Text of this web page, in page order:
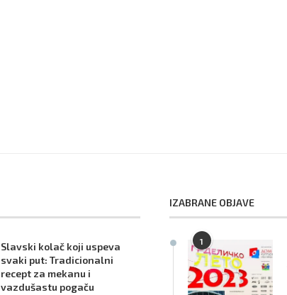
Slavski kolač koji uspeva
svaki put: Tradicionalni
recept za mekanu i
vazdušastu pogaču
IZABRANE OBJAVE
1